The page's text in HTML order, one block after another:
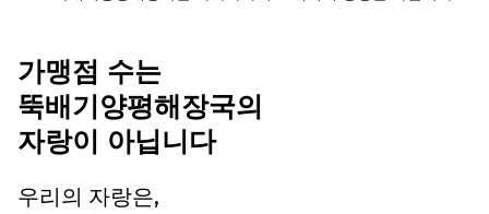
가맹점 수는
뚝배기양평해장국의
자랑이 아닙니다
우리의 자랑은,